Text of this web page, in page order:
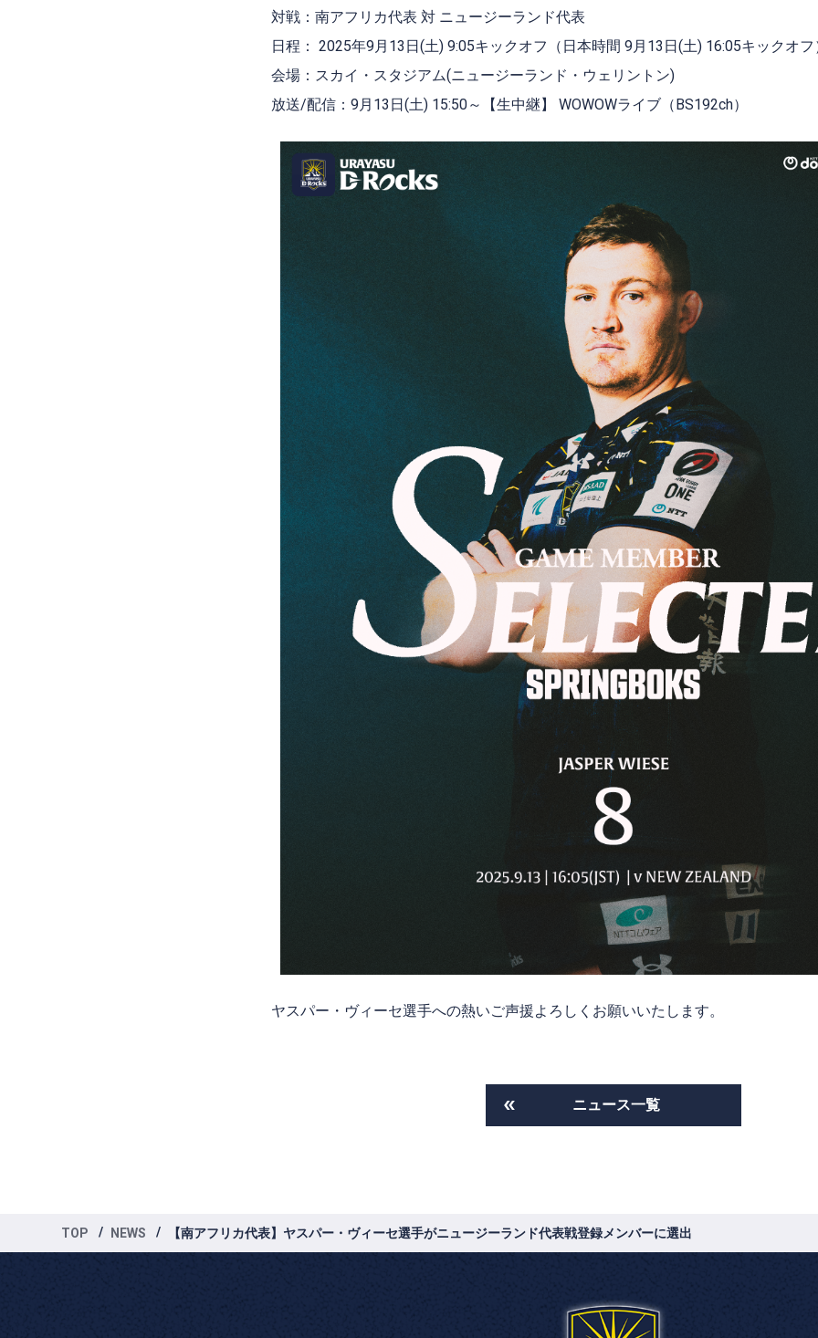
対戦：南アフリカ代表 対 ニュージーランド代表
日程： 2025年9月13日(土) 9:05キックオフ（日本時間 9月13日(土) 16:05キックオフ
会場： スカイ・スタジアム(ニュージーランド・ウェリントン)
放送/配信： 9月13日(土) 15:50～【生中継】 WOWOWライブ（BS192ch）
ヤスパー・ヴィーセ選手への熱いご声援よろしくお願いいたします。
ニュース一覧
TOP NEWS 【南アフリカ代表】ヤスパー・ヴィーセ選手がニュージーランド代表戦登録メンバーに選出